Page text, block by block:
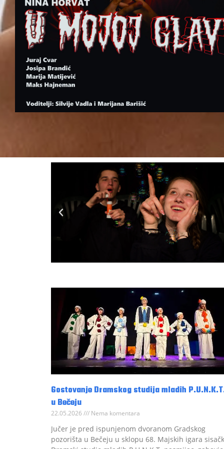
Gostovanje Dramskog studija mladih
u Bečeju
22.05.2026 Nema komentara
Jučer je pred ispunjenom dvoranom Gradskog
pozorišta u Bečeju u sklopu 68. Majskih igara